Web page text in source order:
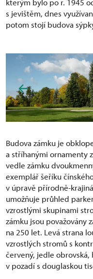
kterým bylo po r. 1945
s jevištěm, dnes
potom stojí budova
Budova zámku je
a stříhanými ornamenty
vedle zámku
exemplář šeříku
v úpravě přírodně-
umožňuje průhled
vzrostlými skupinami
zámku jsou považovány
na 250 let. Levá strana
vzrostlých stromů s
červený, jedle
v pozadí s douglaskou